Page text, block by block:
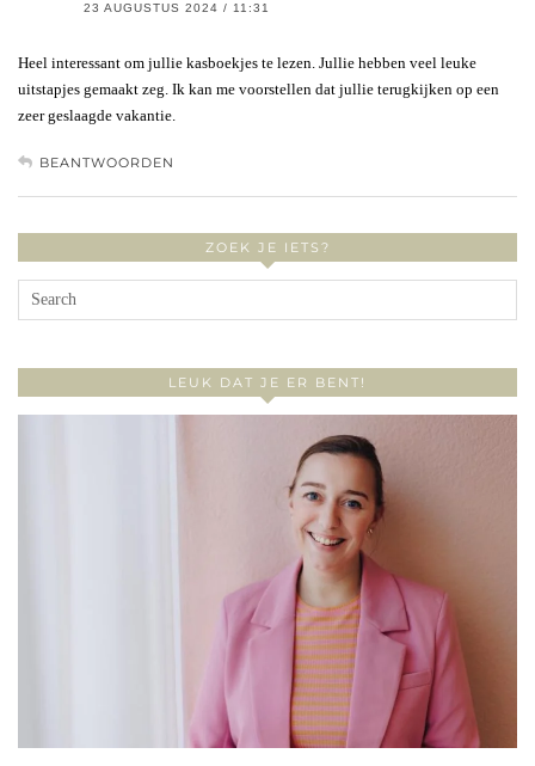
23 AUGUSTUS 2024 / 11:31
Heel interessant om jullie kasboekjes te lezen. Jullie hebben veel leuke
uitstapjes gemaakt zeg. Ik kan me voorstellen dat jullie terugkijken op een
zeer geslaagde vakantie.
BEANTWOORDEN
ZOEK JE IETS?
LEUK DAT JE ER BENT!